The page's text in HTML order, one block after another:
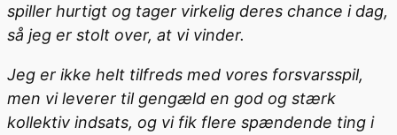
spiller hurtigt og tager virkelig deres chance i dag,
så jeg er stolt over, at vi vinder.
Jeg er ikke helt tilfreds med vores forsvarsspil,
men vi leverer til gengæld en god og stærk
kollektiv indsats, og vi fik flere spændende ting i